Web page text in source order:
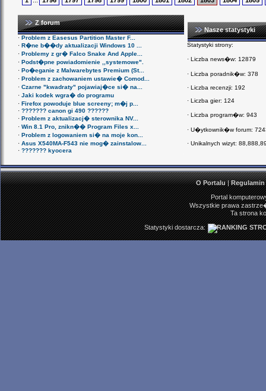
Z forum
· Problem z Easesus Partition Master F...
· R�ne b��dy aktualizacji Windows 10 ...
· Problemy z gr� Falco Snake And Apple...
· Podst�pne powiadomienie ,,systemowe".
· Po�eganie z Malwarebytes Premium (St...
· Problem z zachowaniem ustawie� Comod...
· Czarne "kwadraty" pojawiaj�ce si� na...
· Jaki kodek wgra� do programu
· Firefox powoduje blue screeny; m�j p...
· ??????? canon gi 490 ??????
· Problem z aktualizacj� sterownika NV...
· Win 8.1 Pro, znikn�� Program Files x...
· Problem z logowaniem si� na moje kon...
· Asus X540MA-F543 nie mog� zainstalow...
· ??????? kyocera
Nasze statystyki
Statystyki strony:
· Liczba news�w: 12879
· Liczba poradnik�w: 378
· Liczba recenzji: 192
· Liczba gier: 124
· Liczba program�w: 943
· U�ytkownik�w forum:
· Unikalnych wizyt:
O Portalu|Regulamin
Portal
Wszystkie prawa
Ta strona
Statystyki dostarcza: